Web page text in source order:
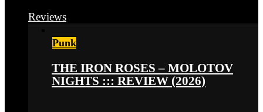
Reviews
Punk
THE IRON ROSES – MOLOTOV
NIGHTS ::: REVIEW (2026)